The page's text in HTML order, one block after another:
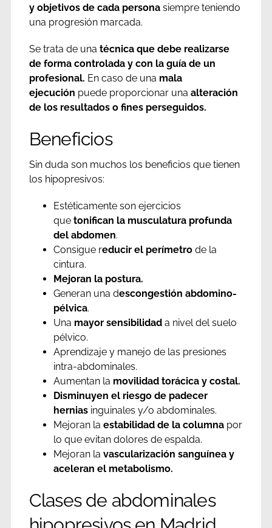
y objetivos de cada personasiempre teniendo
una progresión marcada.
Se trata de una técnica que debe realizarse
de forma controlada y con la guía de un
profesional. En caso de una mala
ejecución puede proporcionar una alteración
de los resultados o fines perseguidos.
Beneficios
Sin duda son muchos los beneficios que tienen
los hipopresivos:
Estéticamente son ejercicios
que tonifican la musculatura profunda
del abdomen.
Consigue reducir el perímetrode la
cintura.
Mejoran la postura.
Generan una descongestión abdomino-
pélvica.
Una mayor sensibilidada nivel del suelo
pélvico.
Aprendizaje y manejo de las presiones
intra-abdominales.
Aumentan la movilidad torácica y costal.
Disminuyen el riesgo de padecer
herniasinguinales y/o abdominales.
Mejoran la estabilidad de la columnapor
lo que evitan dolores de espalda.
Mejoran la vascularización sanguínea y
aceleran el metabolismo.
Clases de abdominales